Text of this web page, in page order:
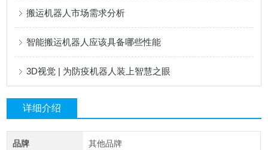
搬运机器人市场需求分析
智能搬运机器人应该具备哪些性能
3D视觉 | 为防疫机器人装上智慧之眼
详细介绍
品牌 其他品牌